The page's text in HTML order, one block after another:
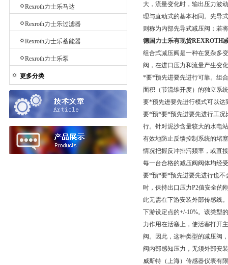
Rexroth力士乐马达
Rexroth力士乐过滤器
Rexroth力士乐蓄能器
Rexroth力士乐泵
更多分类
大，流量变化时，输出压力波
理与直动式的基本相同。先导
则称为内部先导式减压阀；若
德国力士乐有现货REXROTH
组合式减压阀是一种在复杂多
阀，在进口压力和流量产生变
*要*预先进要先进行可靠。组
面积（节流锥开度）的独立系
要*预先进要先进行模式可以
要*预*要*预先进要先进行工
行。针对泥沙含量较大的水电
有效地防止反馈控制系统的堵
情况把握反冲排污频率，或直
每一台合格的减压阀阀体均经
要*预*要*预先进要先进行也不
时，保持出口压力P2值安全的
此无需在下游安装外部传感线
下游设定点的+/-10%。该类型
力作用在活塞上，使活塞打开
阀。因此，这种类型的减压阀
阀内部感知压力，无须外部安
威斯特（上海）传感器仪表有